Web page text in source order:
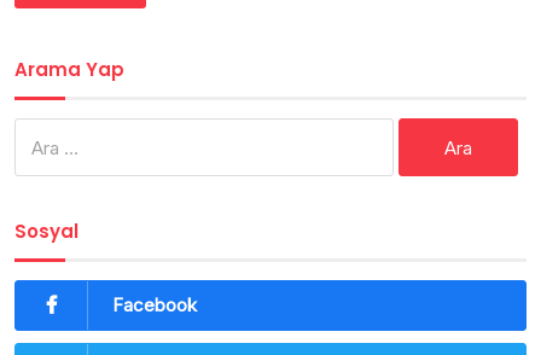
Arama Yap
Sosyal
Facebook